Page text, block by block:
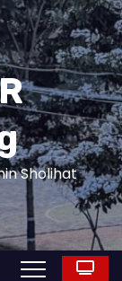
Sholihat